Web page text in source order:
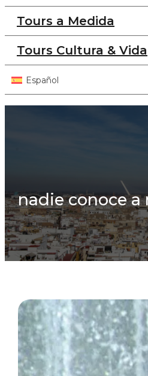
Tours a Medida
Tours Cultura & Vida
Español
nadie conoce a